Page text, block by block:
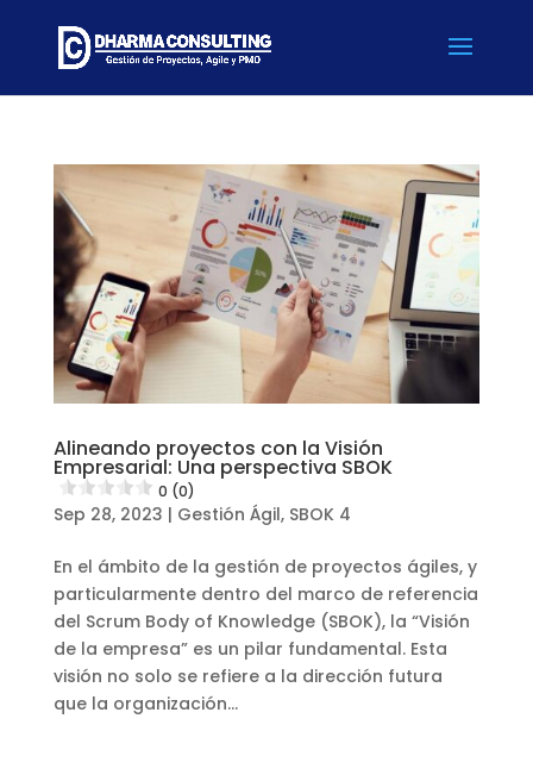
Alineando proyectos con la Visión
Empresarial: Una perspectiva SBOK
0 (0)
Sep 28, 2023 | Gestión Ágil, SBOK 4
En el ámbito de la gestión de proyectos ágiles, y
particularmente dentro del marco de referencia
del Scrum Body of Knowledge (SBOK), la “Visión
de la empresa” es un pilar fundamental. Esta
visión no solo se refiere a la dirección futura
que la organización...